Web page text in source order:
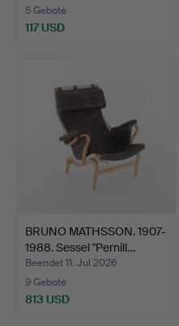
5 Gebote
117 USD
BRUNO MATHSSON. 1907-
1988. Sessel "Pernill…
Beendet 11. Jul 2026
9 Gebote
813 USD